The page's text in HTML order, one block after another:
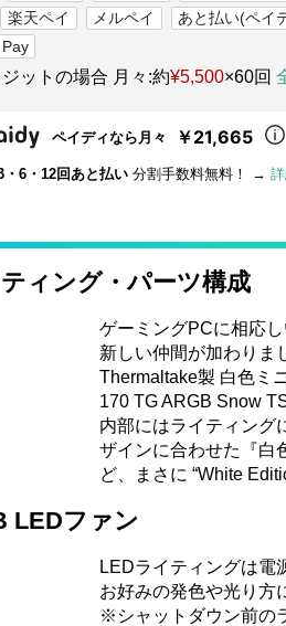
楽天ペイ メルペイ
あと払い(ペイ
ットの場合 月々:約¥5,500×60回
ペイディなら月々 ￥21,665
・6・12回あと払い 分割手数料無料！ →
ィング・パーツ構成
ゲーミングPCに相応
新しい仲間が加わりま
Thermaltake製 白色ミ
170 TG ARGB Snow
内部にはライティング
ザインに合わせた『白
ど、まさに “White
LEDファン
LEDライティングは電
お好みの発色や光り方
※シャットダウン前の